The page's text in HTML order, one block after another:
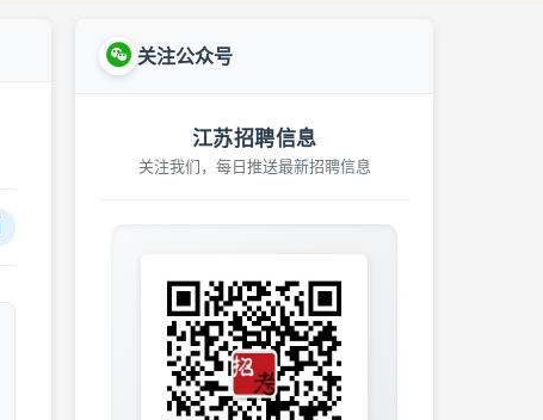
关注公众号
江苏招聘信息
关注我们，每日推送最新招聘信息